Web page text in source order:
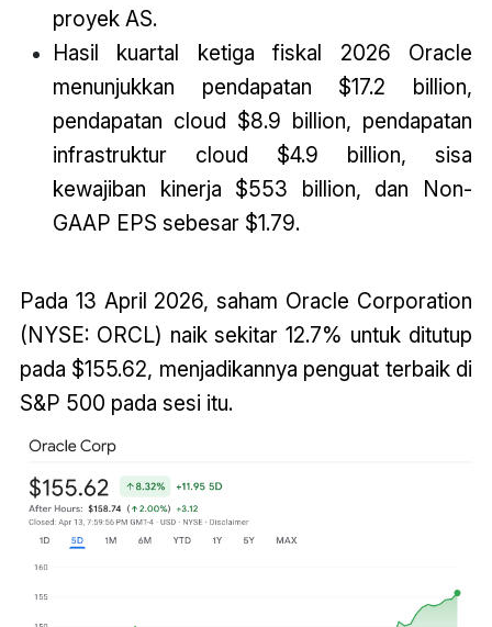
proyek AS.
Hasil kuartal ketiga fiskal 2026 Oracle
menunjukkan pendapatan $17.2 billion,
pendapatan cloud $8.9 billion, pendapatan
infrastruktur cloud $4.9 billion, sisa
kewajiban kinerja $553 billion, dan Non-
GAAP EPS sebesar $1.79.
Pada 13 April 2026, saham Oracle Corporation
(NYSE: ORCL) naik sekitar 12.7% untuk ditutup
pada $155.62, menjadikannya penguat terbaik di
S&P 500 pada sesi itu.